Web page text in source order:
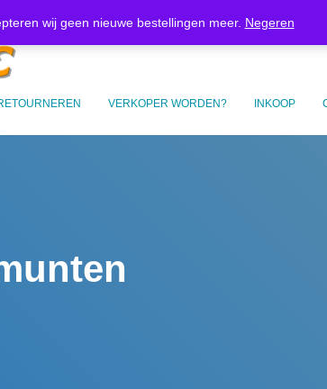
wij geen nieuwe bestellingen meer. Negeren
Mijn account Afrekenen Winkelmand
VERKOPER WORDEN? INKOOP